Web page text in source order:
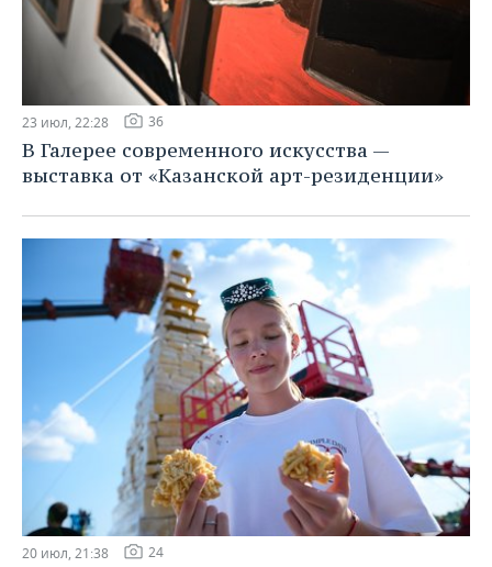
23 июл, 22:28 36
В Галерее современного искусства —
выставка от «Казанской арт-резиденции»
20 июл, 21:38 24